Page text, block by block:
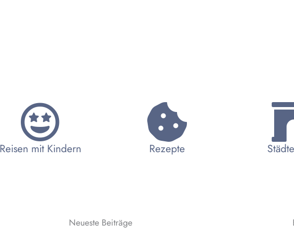
Reisen mit Kindern Rezepte
Neueste Beiträge